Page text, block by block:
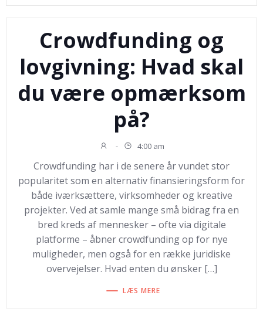
Crowdfunding og
lovgivning: Hvad skal
du være opmærksom
på?
- 4:00 am
Crowdfunding har i de senere år vundet stor
popularitet som en alternativ finansieringsform for
både iværksættere, virksomheder og kreative
projekter. Ved at samle mange små bidrag fra en
bred kreds af mennesker – ofte via digitale
platforme – åbner crowdfunding op for nye
muligheder, men også for en række juridiske
overvejelser. Hvad enten du ønsker […]
LÆS MERE